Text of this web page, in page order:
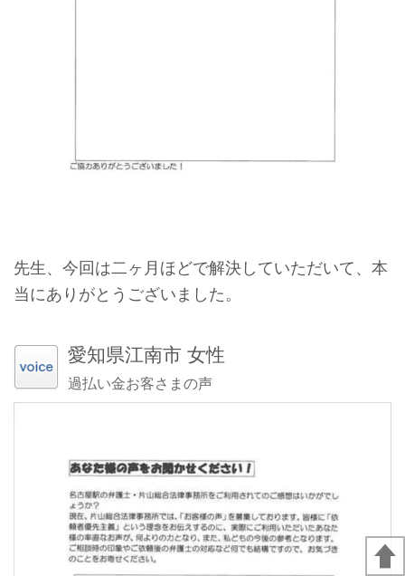
先生、今回は二ヶ月ほどで解決していただいて、本
当にありがとうございました。
愛知県江南市 女性
過払い金お客さまの声